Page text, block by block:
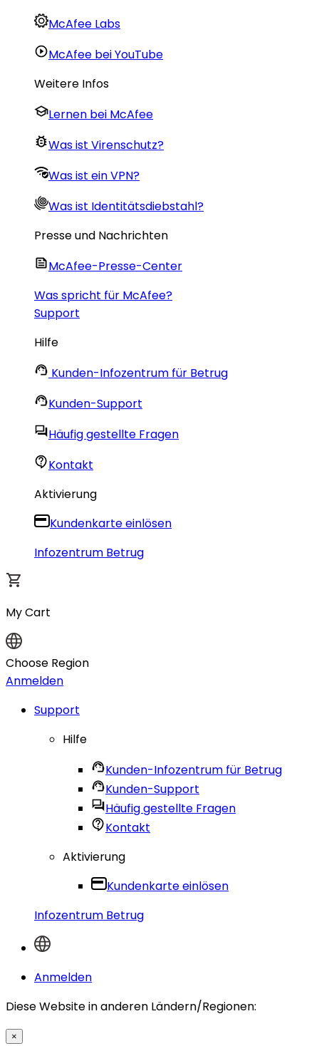
McAfee Labs
McAfee bei YouTube
Weitere Infos
Lernen bei McAfee
Was ist Virenschutz?
Was ist ein VPN?
Was ist Identitätsdiebstahl?
Presse und Nachrichten
McAfee-Presse-Center
Was spricht für McAfee?
Support
Hilfe
Kunden-Infozentrum für Betrug
Kunden-Support
Häufig gestellte Fragen
Kontakt
Aktivierung
Kundenkarte einlösen
Infozentrum Betrug
My Cart
Choose Region
Anmelden
Support
Hilfe
Kunden-Infozentrum für Betrug
Kunden-Support
Häufig gestellte Fragen
Kontakt
Aktivierung
Kundenkarte einlösen
Infozentrum Betrug
Anmelden
Diese Website in anderen Ländern/Regionen:
×